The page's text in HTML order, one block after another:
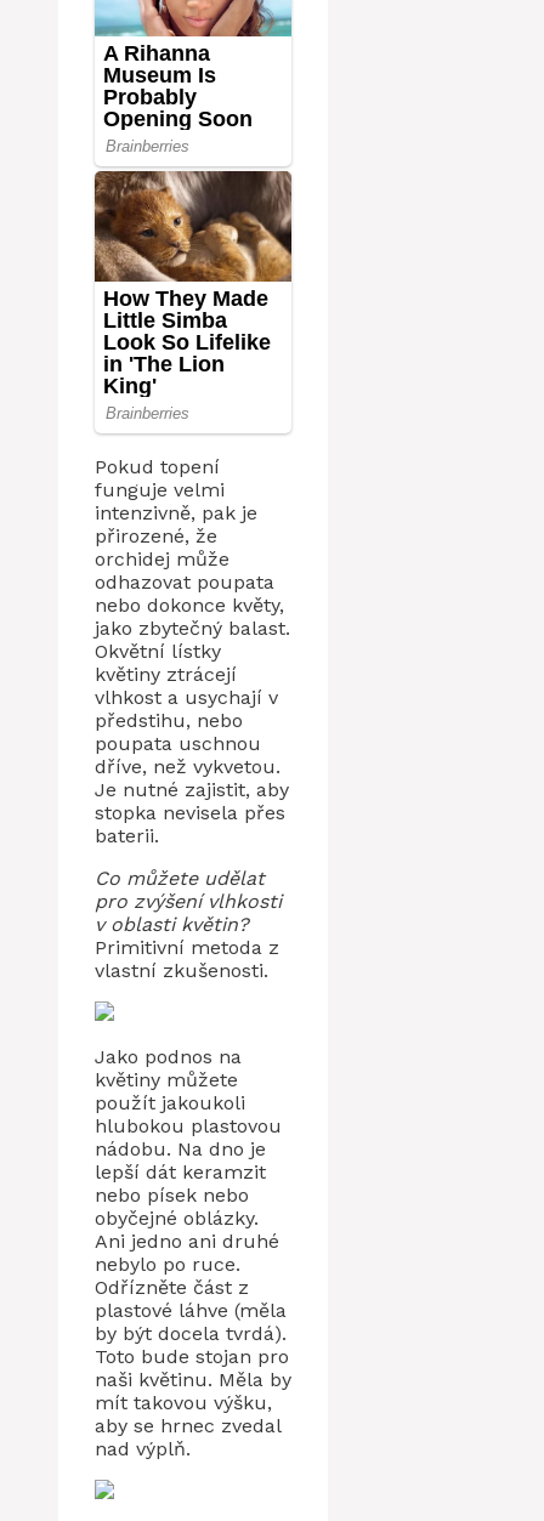
Pokud topení
funguje velmi
intenzivně, pak je
přirozené, že
orchidej může
odhazovat poupata
nebo dokonce květy,
jako zbytečný balast.
Okvětní lístky
květiny ztrácejí
vlhkost a usychají v
předstihu, nebo
poupata uschnou
dříve, než vykvetou.
Je nutné zajistit, aby
stopka nevisela přes
baterii.
Co můžete udělat
pro zvýšení vlhkosti
v oblasti květin?
Primitivní metoda z
vlastní zkušenosti.
Jako podnos na
květiny můžete
použít jakoukoli
hlubokou plastovou
nádobu. Na dno je
lepší dát keramzit
nebo písek nebo
obyčejné oblázky.
Ani jedno ani druhé
nebylo po ruce.
Odřízněte část z
plastové láhve (měla
by být docela tvrdá).
Toto bude stojan pro
naši květinu. Měla by
mít takovou výšku,
aby se hrnec zvedal
nad výplň.